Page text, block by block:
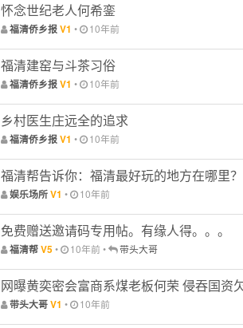
怀念世纪老人何希銮
福清侨乡报V1 • 10年前
福清建窑与斗茶习俗
福清侨乡报V1 • 10年前
乡村医生庄远全的追求
福清侨乡报V1 • 10年前
福清帮告诉你：福清最好玩的地方在哪里？
娱乐场所V1 • 10年前
免费赠送邀请码专用帖。有缘人得。。。
福清帮V5 • 10年前 • 带头大哥
网曝黄奕密会富商系煤老板何荣 侵吞国资
带头大哥V1 • 10年前